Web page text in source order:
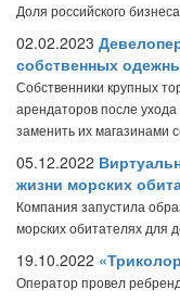
Доля российского
02.02.2023
собственных
Собственники крупных
арендаторов после
заменить их магазинами
05.12.2022
жизни морских
Компания запустила
морских обитателях для
19.10.2022
Оператор провел